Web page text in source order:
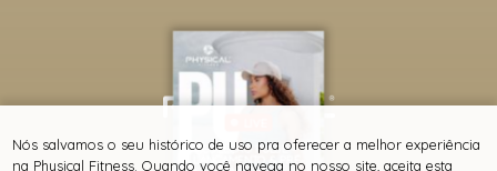
® TODOS DIREITOS RESERVADOS
COLEÇÃO PULSE -
LANÇAMENTO & PRÉ-
Nós salvamos o seu histórico de uso pra oferecer a melhor experiência
na Physical Fitness. Quando você navega no nosso site, aceita esta